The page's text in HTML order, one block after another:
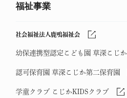
福祉事業
社会福祉法人鹿鳴福祉会
幼保連携型認定こども園 草深こじ
認可保育園 草深こじか第二保育園
学童クラブ こじかKIDSクラブ